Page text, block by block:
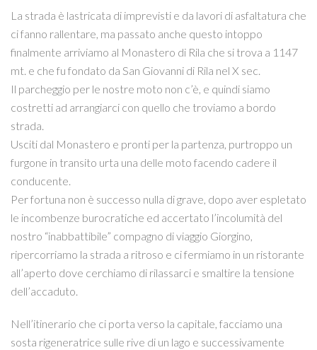
La strada è lastricata di imprevisti e da lavori di asfaltatura che
ci fanno rallentare, ma passato anche questo intoppo
finalmente arriviamo al Monastero di Rila che si trova a 1147
mt. e che fu fondato da San Giovanni di Rila nel X sec.
Il parcheggio per le nostre moto non c’è, e quindi siamo
costretti ad arrangiarci con quello che troviamo a bordo
strada.
Usciti dal Monastero e pronti per la partenza, purtroppo un
furgone in transito urta una delle moto facendo cadere il
conducente.
Per fortuna non è successo nulla di grave, dopo aver espletato
le incombenze burocratiche ed accertato l’incolumità del
nostro “inabbattibile” compagno di viaggio Giorgino,
ripercorriamo la strada a ritroso e ci fermiamo in un ristorante
all’aperto dove cerchiamo di rilassarci e smaltire la tensione
dell’accaduto.
Nell’itinerario che ci porta verso la capitale, facciamo una
sosta rigeneratrice sulle rive di un lago e successivamente